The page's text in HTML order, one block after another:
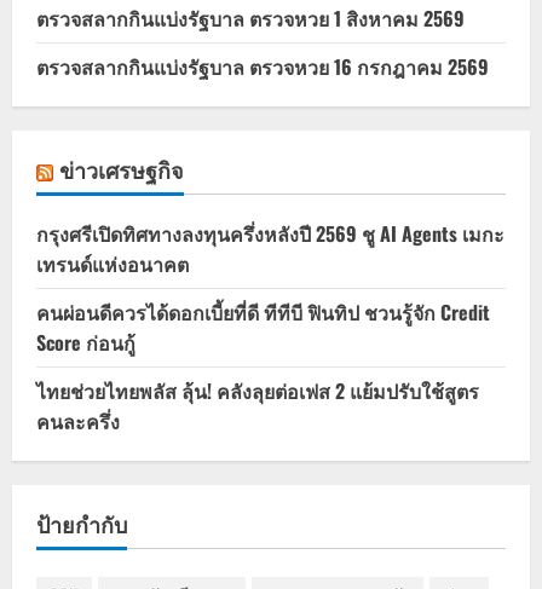
ตรวจสลากกินแบ่งรัฐบาล ตรวจหวย 1 สิงหาคม 2569
ตรวจสลากกินแบ่งรัฐบาล ตรวจหวย 16 กรกฎาคม 2569
ข่าวเศรษฐกิจ
กรุงศรีเปิดทิศทางลงทุนครึ่งหลังปี 2569 ชู AI Agents เมกะ
เทรนด์แห่งอนาคต
คนผ่อนดีควรได้ดอกเบี้ยที่ดี ทีทีบี ฟินทิป ชวนรู้จัก Credit
Score ก่อนกู้
ไทยช่วยไทยพลัส ลุ้น! คลังลุยต่อเฟส 2 แย้มปรับใช้สูตร
คนละครึ่ง
ป้ายกำกับ